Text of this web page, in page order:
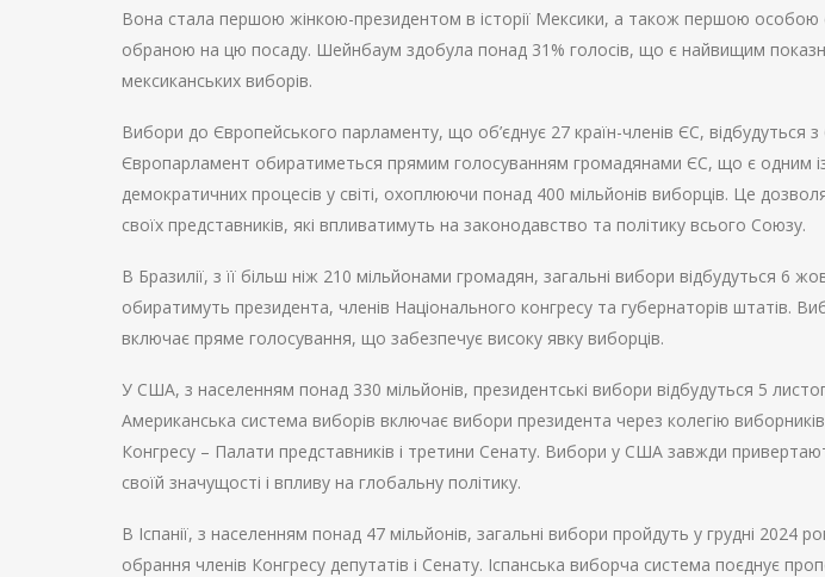
Вона стала першою жінкою-президентом в історії Мексики, а також першою особою
обраною на цю посаду. Шейнбаум здобула понад 31% голосів, що є найвищим
мексиканських виборів.
Вибори до Європейського парламенту, що об’єднує 27 країн-членів ЄС, відбудуться
Європарламент обиратиметься прямим голосуванням громадянами ЄС, що є одним
демократичних процесів у світі, охоплюючи понад 400 мільйонів виборців. Це
своїх представників, які впливатимуть на законодавство та політику всього Союзу.
В Бразилії, з її більш ніж 210 мільйонами громадян, загальні вибори відбудуться 6
обиратимуть президента, членів Національного конгресу та губернаторів штатів.
включає пряме голосування, що забезпечує високу явку виборців.
У США, з населенням понад 330 мільйонів, президентські вибори відбудуться 5
Американська система виборів включає вибори президента через колегію
Конгресу – Палати представників і третини Сенату. Вибори у США завжди
своїй значущості і впливу на глобальну політику.
В Іспанії, з населенням понад 47 мільйонів, загальні вибори пройдуть у грудні 2024
обрання членів Конгресу депутатів і Сенату. Іспанська виборча система поєднує